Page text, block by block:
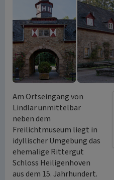
Am Ortseingang von
Lindlar unmittelbar
neben dem
Freilichtmuseum liegt in
idyllischer Umgebung das
ehemalige Rittergut
Schloss Heiligenhoven
aus dem 15. Jahrhundert.